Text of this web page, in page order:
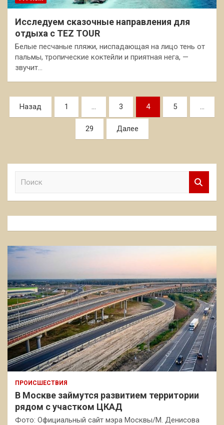
Исследуем сказочные направления для
отдыха с TEZ TOUR
Белые песчаные пляжи, ниспадающая на лицо тень от
пальмы, тропические коктейли и приятная нега, —
звучит…
Пагинация
записей
Назад 1 … 3 4 5 …
29 Далее
к
ПРОИСШЕСТВИЯ
В Москве займутся развитием территории
рядом с участком ЦКАД
Фото: Официальный сайт мэра Москвы/М. Денисова